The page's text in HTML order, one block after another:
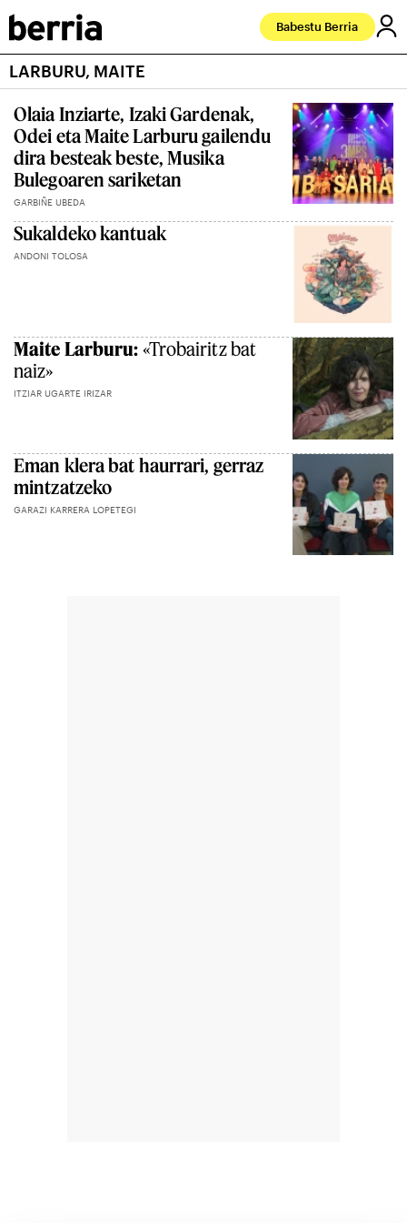
Babestu Berria
LARBURU, MAITE
Olaia Inziarte, Izaki Gardenak,
Odei eta Maite Larburu gailendu
dira besteak beste, Musika
Bulegoaren sariketan
GARBIÑE UBEDA
Sukaldeko kantuak
ANDONI TOLOSA
Maite Larburu: «Trobairitz bat
naiz»
ITZIAR UGARTE IRIZAR
Eman klera bat haurrari, gerraz
mintzatzeko
GARAZI KARRERA LOPETEGI